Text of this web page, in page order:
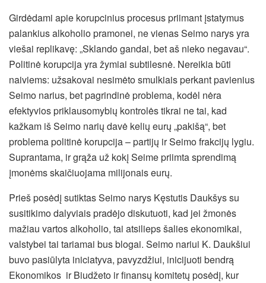
Girdėdami apie korupcinius procesus priimant įstatymus
palankius alkoholio pramonei, ne vienas Seimo narys yra
viešai replikavę: „Sklando gandai, bet aš nieko negavau“.
Politinė korupcija yra žymiai subtilesnė. Nereikia būti
naiviems: užsakovai nesimėto smulkiais perkant pavienius
Seimo narius, bet pagrindinė problema, kodėl nėra
efektyvios priklausomybių kontrolės tikrai ne tai, kad
kažkam iš Seimo narių davė kelių eurų „pakišą“, bet
problema politinė korupcija – partijų ir Seimo frakcijų lygiu.
Suprantama, ir grąža už kokį Seime priimta sprendimą
įmonėms skaičiuojama milijonais eurų.
Prieš posėdį sutiktas Seimo narys Kęstutis Daukšys su
susitikimo dalyviais pradėjo diskutuoti, kad jei žmonės
mažiau vartos alkoholio, tai atsilieps šalies ekonomikai,
valstybei tai tariamai bus blogai. Seimo nariui K. Daukšiui
buvo pasiūlyta iniciatyva, pavyzdžiui, inicijuoti bendrą
Ekonomikos ir Biudžeto ir finansų komitetų posėdį, kur